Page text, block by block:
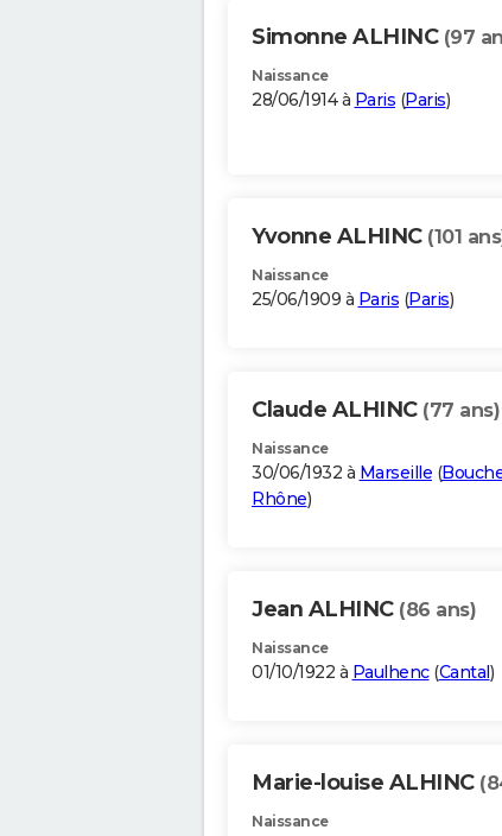
Simonne ALHINC (97
Naissance
28/06/1914 à Paris (Paris)
Yvonne ALHINC (101
Naissance
25/06/1909 à Paris (Paris)
Claude ALHINC (77 ans)
Naissance
30/06/1932 à Marseille (
Rhône)
Jean ALHINC (86 ans)
Naissance
01/10/1922 à Paulhenc(Cantal)
Marie-louise ALHINC
Naissance